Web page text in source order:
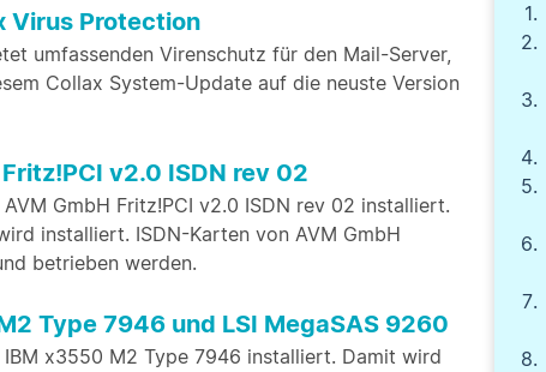
Virus Protection
umfassenden Virenschutz für den Mail-Server,
Collax System-Update auf die neuste Version
v2.0 ISDN rev 02
GmbH Fritz!PCI v2.0 ISDN rev 02 installiert.
installiert. ISDN-Karten von AVM GmbH
betrieben werden.
Type 7946 und LSI MegaSAS 9260
x3550 M2 Type 7946 installiert. Damit wird